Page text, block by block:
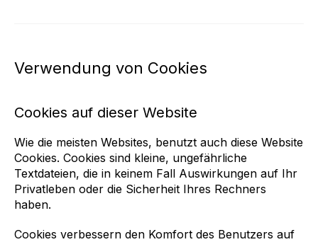
Verwendung von Cookies
Cookies auf dieser Website
Wie die meisten Websites, benutzt auch diese Website
Cookies. Cookies sind kleine, ungefährliche
Textdateien, die in keinem Fall Auswirkungen auf Ihr
Privatleben oder die Sicherheit Ihres Rechners
haben.
Cookies verbessern den Komfort des Benutzers auf